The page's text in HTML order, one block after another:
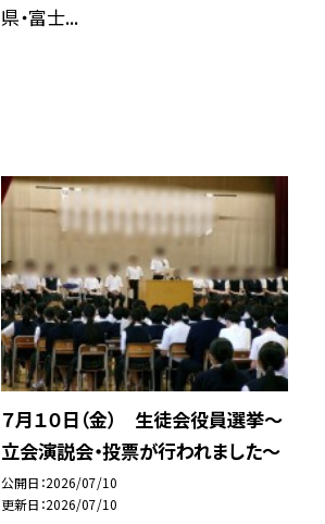
県・富士...
７月１０日（金） 生徒会役員選挙〜
立会演説会・投票が行われました〜
公開日 2026/07/10
更新日 2026/07/10